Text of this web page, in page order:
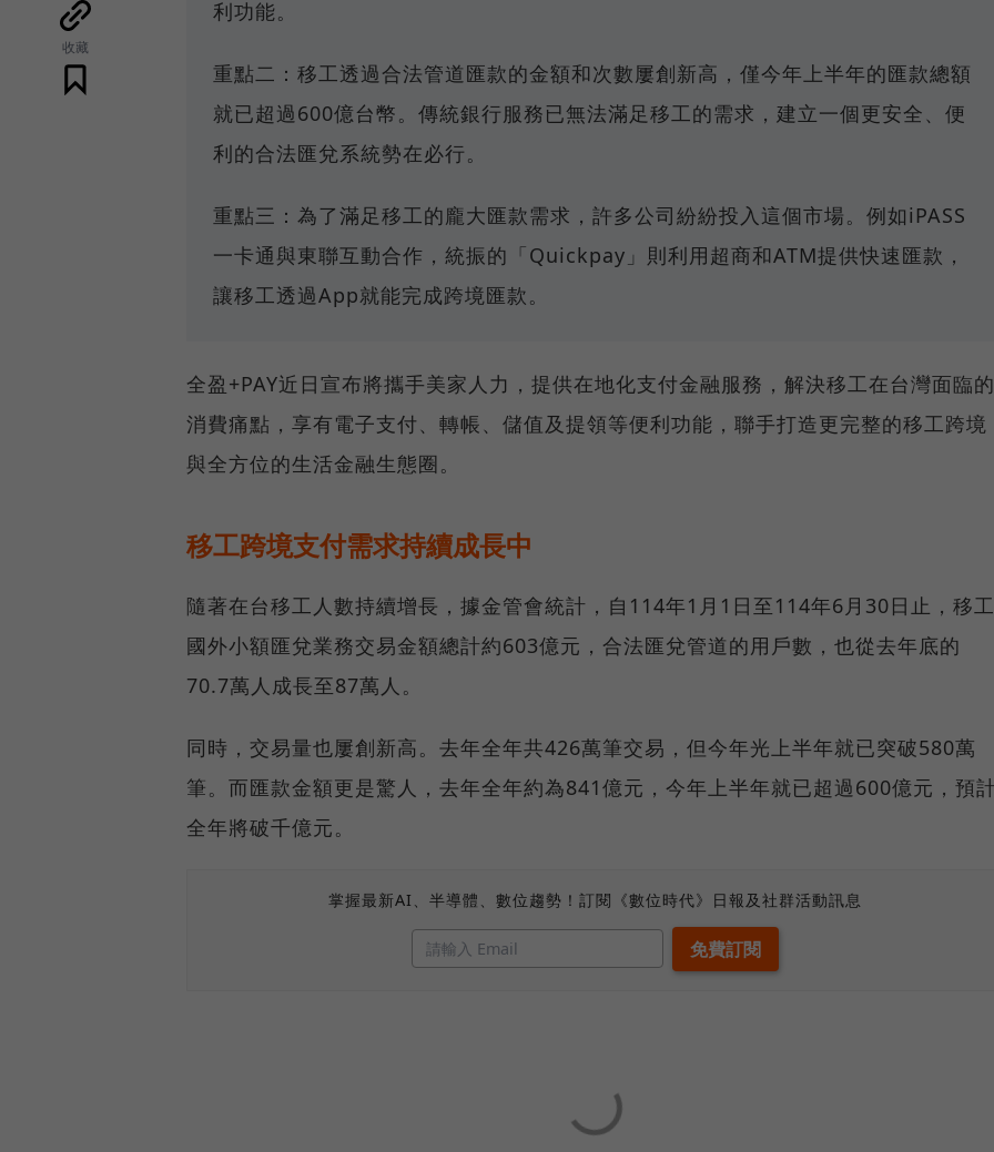
收藏
利功能。
重點二：移工透過合法管道匯款的金額和次數屢創新高，僅今年上半年的匯款總額
就已超過600億台幣。傳統銀行服務已無法滿足移工的需求，建立一個更安全、便
利的合法匯兌系統勢在必行。
重點三：為了滿足移工的龐大匯款需求，許多公司紛紛投入這個市場。例如iPASS
一卡通與東聯互動合作，統振的「Quickpay」則利用超商和ATM提供快速匯款，
讓移工透過App就能完成跨境匯款。
全盈+PAY近日宣布將攜手美家人力，提供在地化支付金融服務，解決移工在台灣面臨的
消費痛點，享有電子支付、轉帳、儲值及提領等便利功能，聯手打造更完整的移工跨境
與全方位的生活金融生態圈。
移工跨境支付需求持續成長中
隨著在台移工人數持續增長，據金管會統計，自114年1月1日至114年6月30日止，移工
國外小額匯兌業務交易金額總計約603億元，合法匯兌管道的用戶數，也從去年底的
70.7萬人成長至87萬人。
同時，交易量也屢創新高。去年全年共426萬筆交易，但今年光上半年就已突破580萬
筆。而匯款金額更是驚人，去年全年約為841億元，今年上半年就已超過600億元，預
全年將破千億元。
掌握最新AI、半導體、數位趨勢！訂閱《數位時代》日報及社群活動訊息